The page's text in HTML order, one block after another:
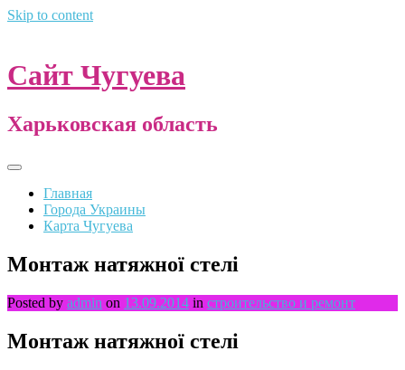
Skip to content
Сайт Чугуева
Харьковская область
Главная
Города Украины
Карта Чугуева
Монтаж натяжної стелі
Posted by admin on 13.09.2014 in строительство и ремонт
Монтаж натяжної стелі